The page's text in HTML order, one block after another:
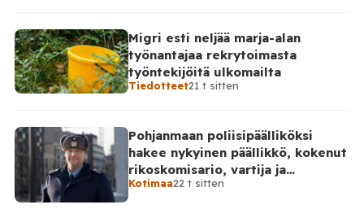
Migri esti neljää marja-alan
työnantajaa rekrytoimasta
työntekijöitä ulkomailta
Tiedotteet21 t sitten
Pohjanmaan poliisipäälliköksi
hakee nykyinen päällikkö, kokenut
rikoskomisario, vartija ja
sarjahakija
Kotimaa22 t sitten